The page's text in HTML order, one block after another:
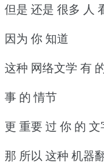
但是 还是 很多 人
因为 你 知道
这种 网络文学 有
事 的 情节
更 重要 过 你 的
那 所以 这种 机器